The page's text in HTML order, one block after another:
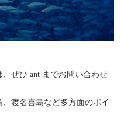
ぜひ ant までお問い合わせ
渡名喜島など多方面のポイ